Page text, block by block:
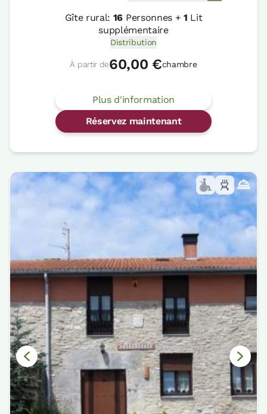
Gîte rural: 16 Personnes + 1 Lit
supplémentaire
Distribution
À partir de60,00 €chambre
Plus d'information
Réservez maintenant